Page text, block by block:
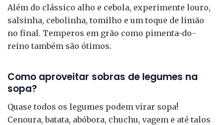
Além do clássico alho e cebola, experimente louro,
salsinha, cebolinha, tomilho e um toque de limão
no final. Temperos em grão como pimenta-do-
reino também são ótimos.
Como aproveitar sobras de legumes na
sopa?
Quase todos os legumes podem virar sopa!
Cenoura, batata, abóbora, chuchu, vagem e até talos